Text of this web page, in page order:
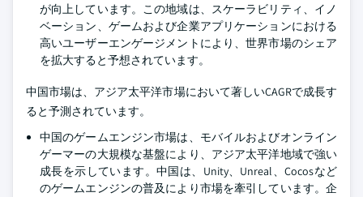
が向上しています。この地域は、スケーラビリティ、イノ
ベーション、ゲームおよび企業アプリケーションにおける
高いユーザーエンゲージメントにより、世界市場のシェア
を拡大すると予想されています。
中国市場は、アジア太平洋市場において著しいCAGRで成長す
ると予測されています。
中国のゲームエンジン市場は、モバイルおよびオンライン
ゲーマーの大規模な基盤により、アジア太平洋地域で強い
成長を示しています。中国は、Unity、Unreal、Cocosなど
のゲームエンジンの普及により市場を牽引しています。企